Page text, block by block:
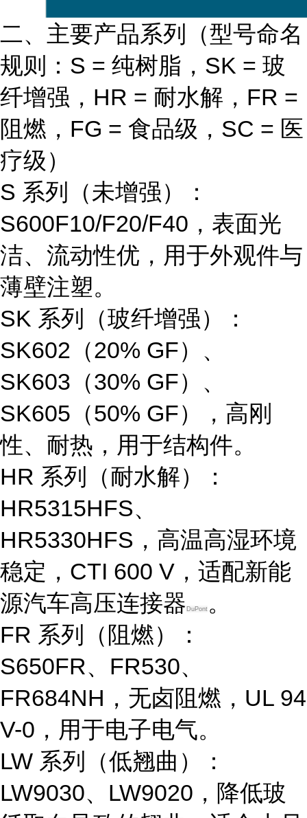
二、主要产品系列（型号命名
规则：S = 纯树脂，SK = 玻
纤增强，HR = 耐水解，FR =
阻燃，FG = 食品级，SC = 医
疗级）
S 系列（未增强）
：
S600F10/F20/F40，表面光
洁、流动性优，用于外观件与
薄壁注塑。
SK 系列（玻纤增强）
：
SK602（20% GF）、
SK603（30% GF）、
SK605（50% GF），高刚
性、耐热，用于结构件。
HR 系列（耐水解）
：
HR5315HFS、
HR5330HFS，高温高湿环境
稳定，CTI 600 V，适配新能
源汽车高压连接器 DuPont 。
FR 系列（阻燃）
：
S650FR、FR530、
FR684NH，无卤阻燃，UL 94
V-0，用于电子电气。
LW 系列（低翘曲）
：
LW9030、LW9020，降低玻